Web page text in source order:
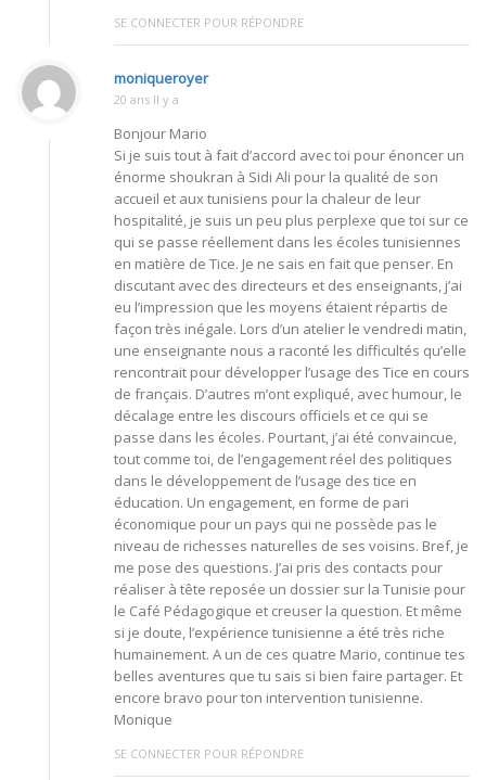
SE CONNECTER POUR RÉPONDRE
moniqueroyer
20 ans Il y a
Bonjour Mario
Si je suis tout à fait d’accord avec toi pour énoncer un
énorme shoukran à Sidi Ali pour la qualité de son
accueil et aux tunisiens pour la chaleur de leur
hospitalité, je suis un peu plus perplexe que toi sur ce
qui se passe réellement dans les écoles tunisiennes
en matière de Tice. Je ne sais en fait que penser. En
discutant avec des directeurs et des enseignants, j’ai
eu l’impression que les moyens étaient répartis de
façon très inégale. Lors d’un atelier le vendredi matin,
une enseignante nous a raconté les difficultés qu’elle
rencontrait pour développer l’usage des Tice en cours
de français. D’autres m’ont expliqué, avec humour, le
décalage entre les discours officiels et ce qui se
passe dans les écoles. Pourtant, j’ai été convaincue,
tout comme toi, de l’engagement réel des politiques
dans le développement de l’usage des tice en
éducation. Un engagement, en forme de pari
économique pour un pays qui ne possède pas le
niveau de richesses naturelles de ses voisins. Bref, je
me pose des questions. J’ai pris des contacts pour
réaliser à tête reposée un dossier sur la Tunisie pour
le Café Pédagogique et creuser la question. Et même
si je doute, l’expérience tunisienne a été très riche
humainement. A un de ces quatre Mario, continue tes
belles aventures que tu sais si bien faire partager. Et
encore bravo pour ton intervention tunisienne.
Monique
SE CONNECTER POUR RÉPONDRE